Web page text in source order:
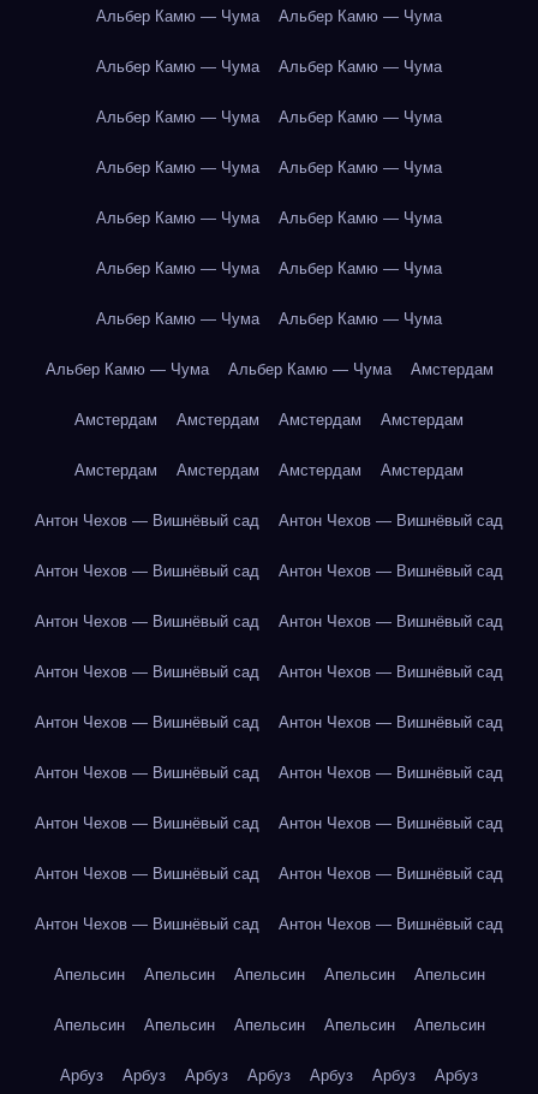
Альбер Камю — Чума Альбер Камю — Чума
Альбер Камю — Чума Альбер Камю — Чума
Альбер Камю — Чума Альбер Камю — Чума
Альбер Камю — Чума Альбер Камю — Чума
Альбер Камю — Чума Альбер Камю — Чума
Альбер Камю — Чума Альбер Камю — Чума
Альбер Камю — Чума Альбер Камю — Чума
Альбер Камю — Чума Альбер Камю — Чума Амстердам
Амстердам Амстердам Амстердам Амстердам
Амстердам Амстердам Амстердам Амстердам
Антон Чехов — Вишнёвый сад Антон Чехов — Вишнёвый сад
Антон Чехов — Вишнёвый сад Антон Чехов — Вишнёвый сад
Антон Чехов — Вишнёвый сад Антон Чехов — Вишнёвый сад
Антон Чехов — Вишнёвый сад Антон Чехов — Вишнёвый сад
Антон Чехов — Вишнёвый сад Антон Чехов — Вишнёвый сад
Антон Чехов — Вишнёвый сад Антон Чехов — Вишнёвый сад
Антон Чехов — Вишнёвый сад Антон Чехов — Вишнёвый сад
Антон Чехов — Вишнёвый сад Антон Чехов — Вишнёвый сад
Антон Чехов — Вишнёвый сад Антон Чехов — Вишнёвый сад
Апельсин Апельсин Апельсин Апельсин Апельсин
Апельсин Апельсин Апельсин Апельсин Апельсин
Арбуз Арбуз Арбуз Арбуз Арбуз Арбуз Арбуз